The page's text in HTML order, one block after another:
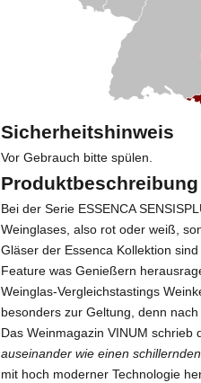
Sicherheitshinweis
Vor Gebrauch bitte spülen.
Produktbeschreibung
Bei der Serie ESSENCA
Weinglases, also rot oder weiß,
Gläser der Essenca Kollektion
Feature was Genießern
Weinglas-Vergleichstastings
besonders zur Geltung, denn
Das Weinmagazin VINUM schrieb
auseinander wie einen
mit hoch moderner Technologie